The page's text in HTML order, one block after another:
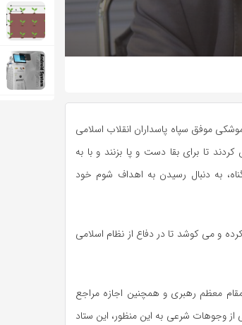
موفق سپاه پاسداران انقلاب اسلامی
تا برای بقا دست و پا بزنند و با به
به دنبال رسیدن به اهداف شوم خود
و می کوشد تا در دفاع از نظام اسلامی
معظم رهبری و همچنین اجازه مراجع
وجوهات شرعی به این منظور، این ستاد